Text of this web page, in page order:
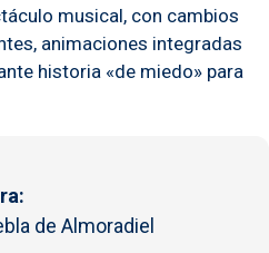
musical, con cambios
animaciones integradas
historia «de miedo» para
de Almoradiel